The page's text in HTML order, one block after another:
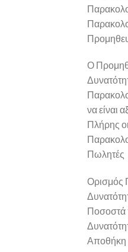
Ο
να είναι
Πλήρης
Πωλητές
Ορισμός
Ποσοστά
Αποθήκη